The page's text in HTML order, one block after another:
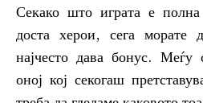
Секако што играта е
доста херои, сега морате
најчесто дава бонус.
оној кој секогаш